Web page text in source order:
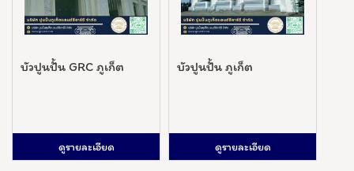
บัวปูนปั้น GRC ภูเก็ต
ดูรายละเอียด
บัวปูนปั้น ภูเก็ต
ดูรายละเอียด